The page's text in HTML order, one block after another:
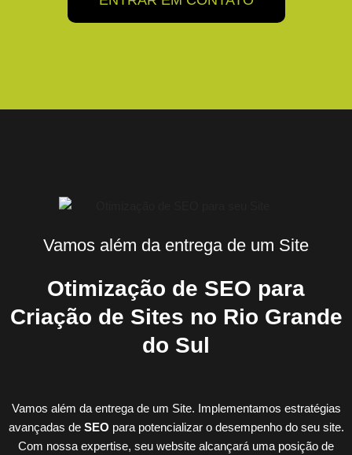
Vamos além da entrega de um Site
Otimização de SEO para
Criação de Sites no Rio Grande
do Sul
Vamos além da entrega de um Site. Implementamos estratégias
avançadas de SEO para potencializar o desempenho do seu site.
Com nossa expertise, seu website alcançará uma posição de